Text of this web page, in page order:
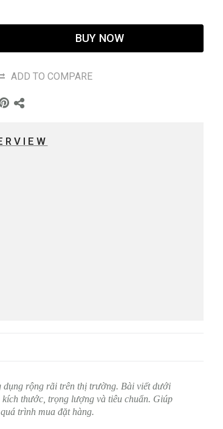
BUY NOW
ADD TO COMPARE
dụng rộng rãi trên thị trường. Bài viết dưới
thước, trọng lượng và tiêu chuẩn. Giúp
trình mua đặt hàng.